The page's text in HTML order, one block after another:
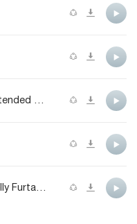
Pump The Brakes (Extended Mix)
Eat Your Man (with Nelly Furtado)